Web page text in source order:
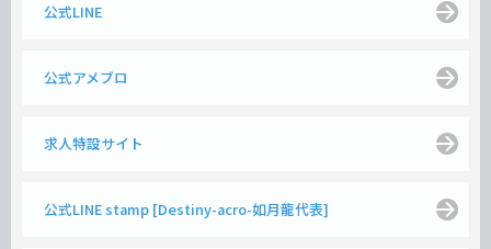
公式LINE
公式アメブロ
求人特設サイト
公式LINE stamp [Destiny-acro-如月龍代表]